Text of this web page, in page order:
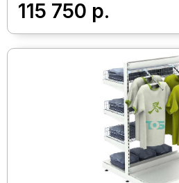
115 750 р.